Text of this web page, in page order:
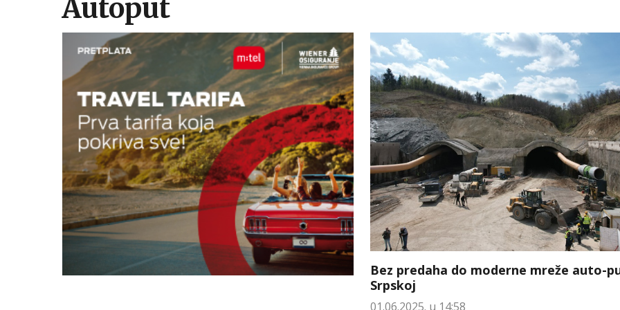
Autoput
Bez predaha do moderne mreže auto-
Srpskoj
01.06.2025. u 14:58